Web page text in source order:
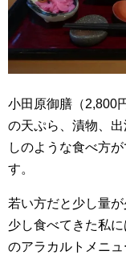
小田原御膳（2,800
の天ぷら、漬物、
しのような食べ方
す。
若い方だと少し量
少し食べてきた私
のアラカルトメニ